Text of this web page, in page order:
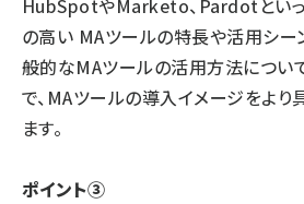
HubSpotやMarketo、Pardotとい
の高い MAツールの特長や活用シー
般的なMAツールの活用方法につい
で、MAツールの導入イメージをよ
ます。
ポイント③